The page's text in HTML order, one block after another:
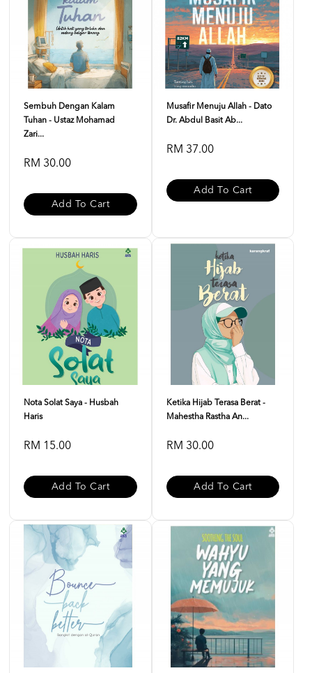
Sembuh Dengan Kalam
Tuhan - Ustaz Mohamad
Zari...
RM 30.00
Add To Cart
Musafir Menuju Allah - Dato
Dr. Abdul Basit Ab...
RM 37.00
Add To Cart
Nota Solat Saya - Husbah
Haris
RM 15.00
Add To Cart
Ketika Hijab Terasa Berat -
Mahestha Rastha An...
RM 30.00
Add To Cart